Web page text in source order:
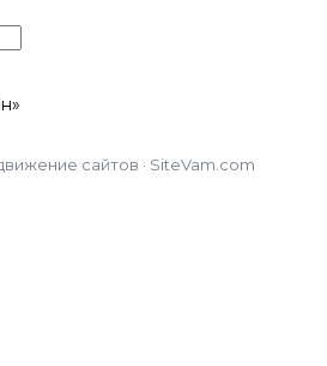
сайтов · SiteVam.com